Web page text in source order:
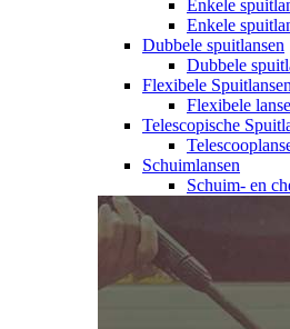
Enkele
Enkele
Dubbele spuitlansen
Dubbele
Flexibele Spuitlansen
Flexibele
Telescopische
Schuimlansen
Schuim- en